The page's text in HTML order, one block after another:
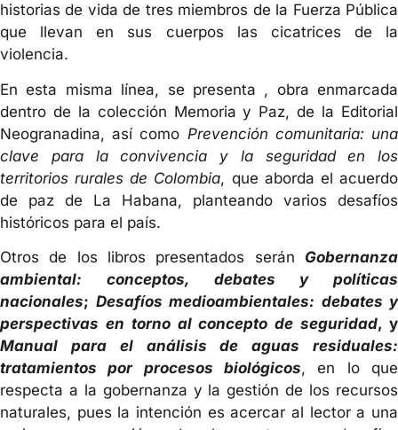
historias de vida de tres miembros de la Fuerza Pública
que llevan en sus cuerpos las cicatrices de la
violencia.
En esta misma línea, se presenta , obra enmarcada
dentro de la colección Memoria y Paz, de la Editorial
Neogranadina, así como Prevención comunitaria: una
clave para la convivencia y la seguridad en los
territorios rurales de Colombia, que aborda el acuerdo
de paz de La Habana, planteando varios desafíos
históricos para el país.
Otros de los libros presentados serán Gobernanza
ambiental: conceptos, debates y políticas
nacionales; Desafíos medioambientales: debates y
perspectivas en torno al concepto de seguridad, y
Manual para el análisis de aguas residuales:
tratamientos por procesos biológicos, en lo que
respecta a la gobernanza y la gestión de los recursos
naturales, pues la intención es acercar al lector a una